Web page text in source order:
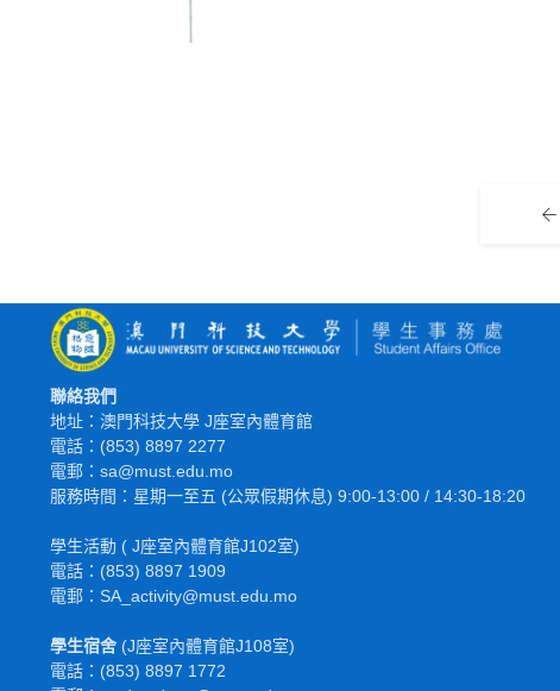
聯絡我們
地址：澳門科技大學 J座室內體育館
電話：(853) 8897 2277
電郵：sa@must.edu.mo
服務時間：星期一至五 (公眾假期休息) 9:00-13:00 / 14:30-18:20
學生活動 ( J座室內體育館J102室)
電話：(853) 8897 1909
電郵：SA_activity@must.edu.mo
學生宿舍 (J座室內體育館J108室)
電話：(853) 8897 1772